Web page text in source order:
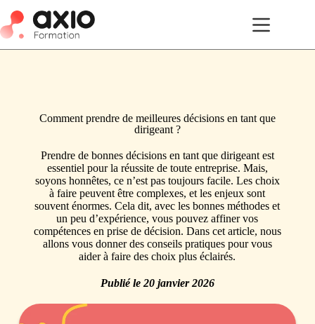
Comment prendre de meilleures décisions en tant que
dirigeant ?
Prendre de bonnes décisions en tant que dirigeant est
essentiel pour la réussite de toute entreprise. Mais,
soyons honnêtes, ce n’est pas toujours facile. Les choix
à faire peuvent être complexes, et les enjeux sont
souvent énormes. Cela dit, avec les bonnes méthodes et
un peu d’expérience, vous pouvez affiner vos
compétences en prise de décision. Dans cet article, nous
allons vous donner des conseils pratiques pour vous
aider à faire des choix plus éclairés.
Publié le 20 janvier 2026